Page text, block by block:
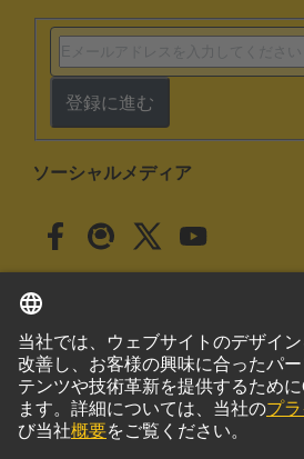
登録に進む
ソーシャルメディア
日本 日本語
© ハーティング株式会社